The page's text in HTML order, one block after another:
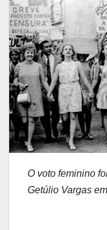
O voto feminino
Getúlio Vargas